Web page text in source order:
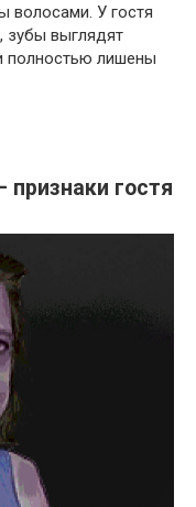
волосами. У гостя
зубы выглядят
полностью лишены
гостя